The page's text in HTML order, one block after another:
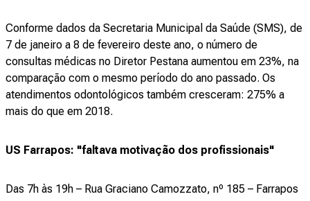
Conforme dados da Secretaria Municipal da Saúde (SMS), de
7 de janeiro a 8 de fevereiro deste ano, o número de
consultas médicas no Diretor Pestana aumentou em 23%, na
comparação com o mesmo período do ano passado. Os
atendimentos odontológicos também cresceram: 275% a
mais do que em 2018.
US Farrapos: "faltava motivação dos profissionais"
Das 7h às 19h – Rua Graciano Camozzato, nº 185 – Farrapos